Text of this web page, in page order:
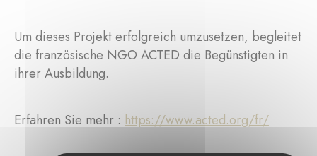
Um dieses Projekt erfolgreich umzusetzen, begleitet
die französische NGO ACTED die Begünstigten in
ihrer Ausbildung.
Erfahren Sie mehr : https://www.acted.org/fr/